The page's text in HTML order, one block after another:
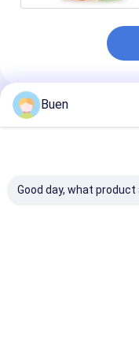
প্রস্তাবিত পণ্য
Buen
Good day, what product